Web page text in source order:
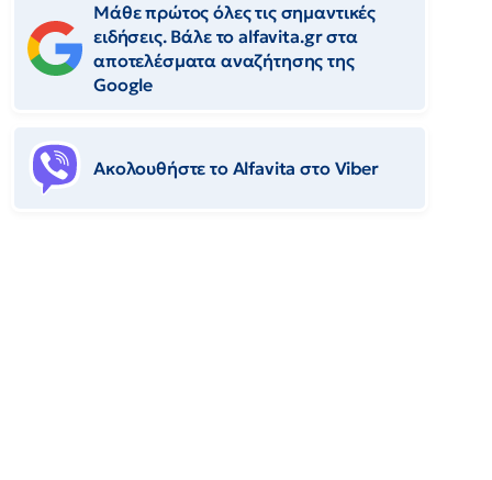
Μάθε πρώτος όλες τις σημαντικές
ειδήσεις. Βάλε το alfavita.gr στα
αποτελέσματα αναζήτησης της
Google
Ακολουθήστε το Αlfavita στο Viber